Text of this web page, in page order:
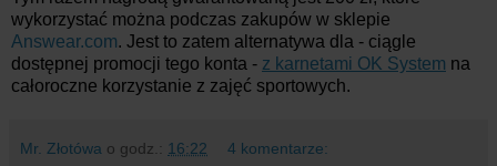
wykorzystać można podczas zakupów w sklepie
Answear.com. Jest to zatem alternatywa dla - ciągle
dostępnej promocji tego konta - z karnetami OK System na
całoroczne korzystanie z zajęć sportowych.
Mr. Złotówa o godz.: 16:22 4 komentarze: